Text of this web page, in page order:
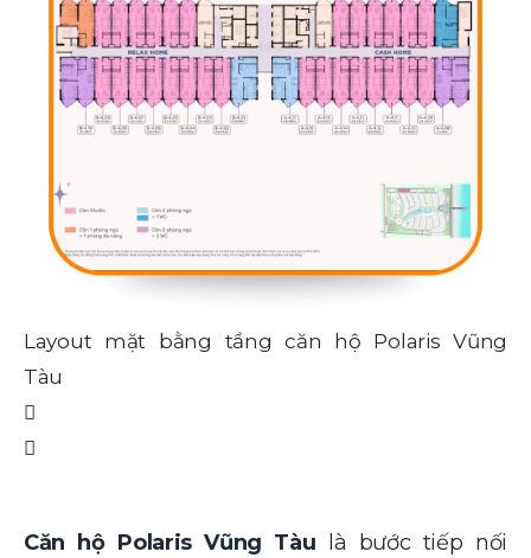
Layout mặt bằng tầng căn hộ Polaris Vũng
Tàu
Căn hộ Polaris Vũng Tàu
là bước tiếp nối